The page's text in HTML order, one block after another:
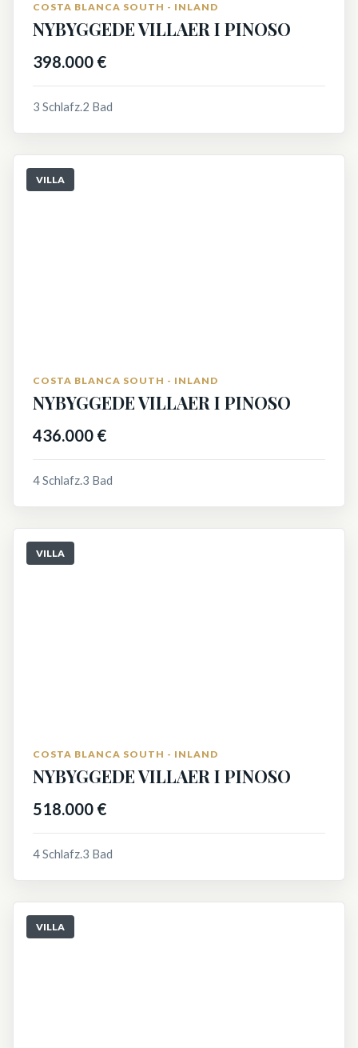
COSTA BLANCA SOUTH - INLAND
NYBYGGEDE VILLAER I PINOSO
398.000 €
3 Schlafz.2 Bad
VILLA
COSTA BLANCA SOUTH - INLAND
NYBYGGEDE VILLAER I PINOSO
436.000 €
4 Schlafz.3 Bad
VILLA
COSTA BLANCA SOUTH - INLAND
NYBYGGEDE VILLAER I PINOSO
518.000 €
4 Schlafz.3 Bad
VILLA